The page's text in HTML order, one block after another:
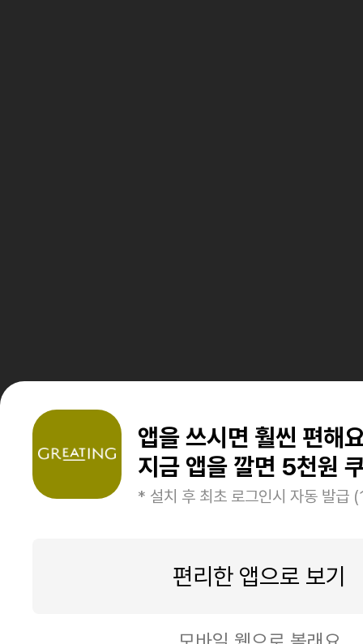
앱을 쓰시면 훨씬 편해
지금 앱을 깔면 5천원
* 설치 후 최초 로그인시 자동 발급
편리한 앱으로 보기